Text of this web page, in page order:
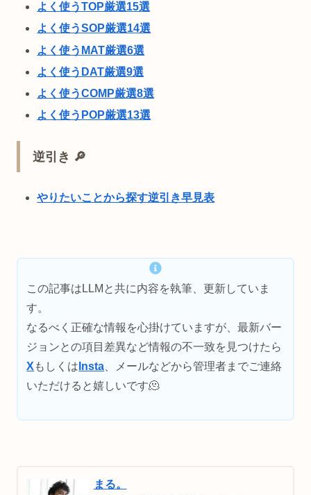
よく使うTOP厳選15選
よく使うSOP厳選14選
よく使うMAT厳選6選
よく使うDAT厳選9選
よく使うCOMP厳選8選
よく使うPOP厳選13選
逆引き 🔎
やりたいことから探す逆引き早見表
この記事はLLMと共に内容を執筆、更新していま
す。
なるべく正確な情報を心掛けていますが、最新バー
ジョンとの項目差異など情報の不一致を見つけたら
X もしくは Insta 、メールなどから管理者までご連絡
いただけると嬉しいです🫠
まる。